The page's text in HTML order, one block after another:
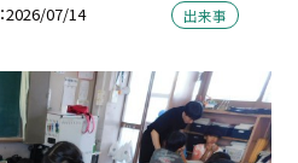
2026/07/14 出来事